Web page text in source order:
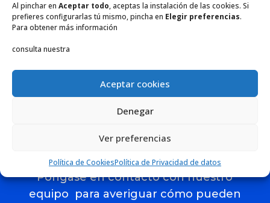
Al pinchar en Aceptar todo, aceptas la instalación de las cookies. Si
prefieres configurarlas tú mismo, pincha en Elegir preferencias.
Para obtener más información
consulta nuestra
Aceptar cookies
Denegar
Ver preferencias
Política de CookiesPolítica de Privacidad de datos
Feed de comentarios
WordPress.org
CONTACTO
Póngase en contacto con nuestro
equipo para averiguar cómo pueden